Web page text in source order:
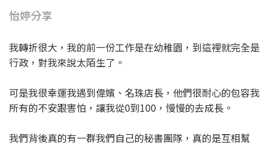
怡婷分享
我轉折很大，我的前一份工作是在幼稚園，到這裡就完全是
行政，對我來說太陌生了。
可是我很幸運我遇到偉嬪、名珠店長，他們很耐心的包容我
所有的不安跟害怕，讓我從0到100，慢慢的去成長。
我們背後真的有一群我們自己的秘書團隊，真的是互相幫